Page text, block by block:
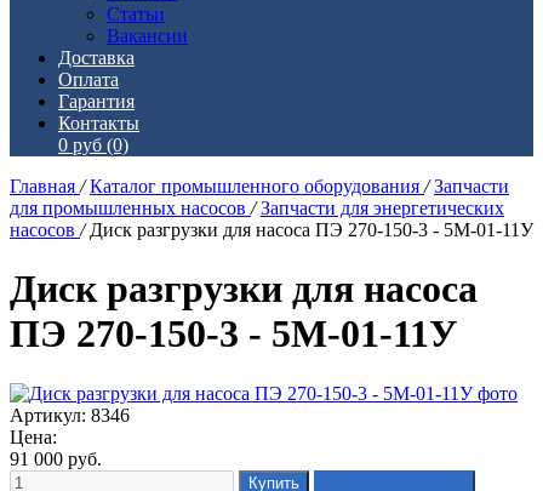
Статьи
Вакансии
Доставка
Оплата
Гарантия
Контакты
0 руб (0)
Главная / Каталог промышленного оборудования / Запчасти
для промышленных насосов / Запчасти для энергетических
насосов / Диск разгрузки для насоса ПЭ 270-150-3 - 5М-01-11У
Диск разгрузки для насоса
ПЭ 270-150-3 - 5М-01-11У
Артикул: 8346
Цена:
91 000 руб.